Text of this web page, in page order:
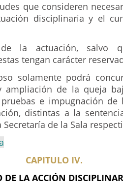
que consideren
disciplinaria y el
la actuación, salvo
tengan carácter
solamente podrá
ampliación de la queja
e impugnación de
distintas a la
de la Sala
CAPITULO IV.
DE LA ACCIÓN